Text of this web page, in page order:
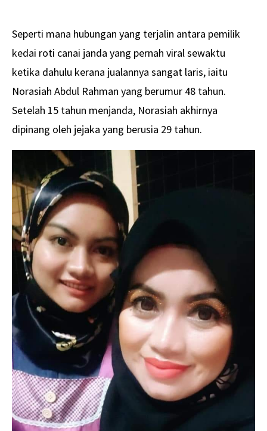
Seperti mana hubungan yang terjalin antara pemilik
kedai roti canai janda yang pernah viral sewaktu
ketika dahulu kerana jualannya sangat laris, iaitu
Norasiah Abdul Rahman yang berumur 48 tahun.
Setelah 15 tahun menjanda, Norasiah akhirnya
dipinang oleh jejaka yang berusia 29 tahun.